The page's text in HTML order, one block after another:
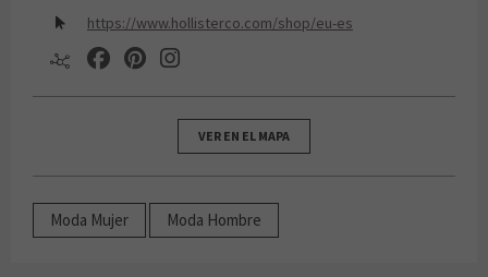
https://www.hollisterco.com/shop/eu-es
VER EN EL MAPA
Moda Mujer Moda Hombre